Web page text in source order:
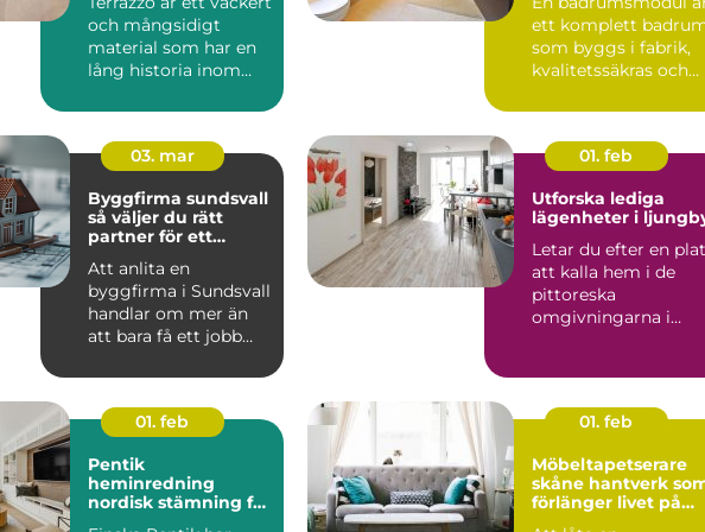
och mångsidigt
material som har en
lång historia inom
ett komplett
som byggs i fabrik,
kvalitetssäkras och
03. mar
Byggfirma sundsvall
så väljer du rätt
partner för ett
Att anlita en
byggfirma i Sundsvall
handlar om mer än
att bara få ett jobb
om tr...
01. feb
Utforska lediga
lägenheter i
Letar du efter en
att kalla hem i de
pittoreska
omgivningarna i
01. feb
Pentik
heminredning
nordisk stämning för
01. feb
Möbeltapetserare
skåne hantverk som
förlänger livet på